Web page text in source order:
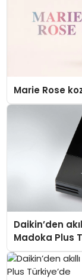
Marie Rose
Daikin’den
Madoka Plus